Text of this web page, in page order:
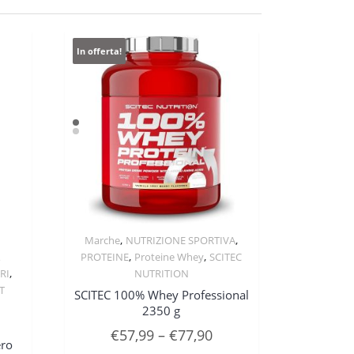
,
In offerta!
Quick View
Marche, NUTRIZIONE SPORTIVA,
PROTEINE, Proteine Whey, SCITEC
NUTRITION
SCITEC 100% Whey Professional
2350 g
€57,99– €77,90